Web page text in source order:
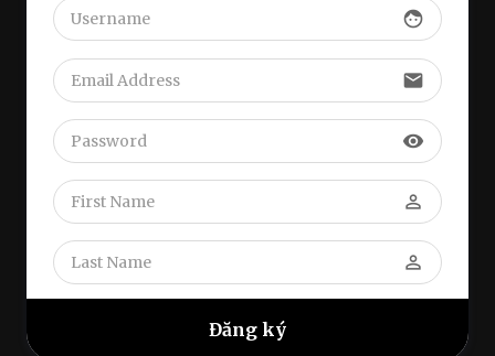
face
email
visibility
perm_identity
perm_identity